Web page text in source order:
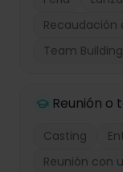
Recaudación
Team Building
Reunión o
Casting
Reunión con